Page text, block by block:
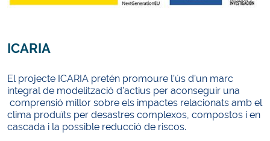
ICARIA
El projecte ICARIA pretén promoure l’ús d’un marc
integral de modelització d’actius per aconseguir una
comprensió millor sobre els impactes relacionats amb el
clima produïts per desastres complexos, compostos i en
cascada i la possible reducció de riscos.